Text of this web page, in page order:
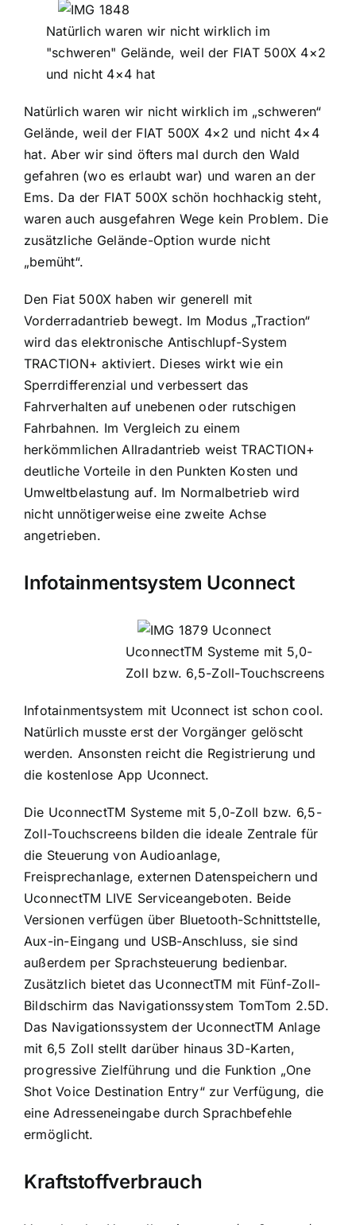
Natürlich waren wir nicht wirklich im
"schweren" Gelände, weil der FIAT 500X 4×2
und nicht 4×4 hat
Natürlich waren wir nicht wirklich im „schweren“
Gelände, weil der FIAT 500X 4×2 und nicht 4×4
hat. Aber wir sind öfters mal durch den Wald
gefahren (wo es erlaubt war) und waren an der
Ems. Da der FIAT 500X schön hochhackig steht,
waren auch ausgefahren Wege kein Problem. Die
zusätzliche Gelände-Option wurde nicht
„bemüht“.
Den Fiat 500X haben wir generell mit
Vorderradantrieb bewegt. Im Modus „Traction“
wird das elektronische Antischlupf-System
TRACTION+ aktiviert. Dieses wirkt wie ein
Sperrdifferenzial und verbessert das
Fahrverhalten auf unebenen oder rutschigen
Fahrbahnen. Im Vergleich zu einem
herkömmlichen Allradantrieb weist TRACTION+
deutliche Vorteile in den Punkten Kosten und
Umweltbelastung auf. Im Normalbetrieb wird
nicht unnötigerweise eine zweite Achse
angetrieben.
Infotainmentsystem Uconnect
UconnectTM Systeme mit 5,0-
Zoll bzw. 6,5-Zoll-Touchscreens
Infotainmentsystem mit Uconnect ist schon cool.
Natürlich musste erst der Vorgänger gelöscht
werden. Ansonsten reicht die Registrierung und
die kostenlose App Uconnect.
Die UconnectTM Systeme mit 5,0-Zoll bzw. 6,5-
Zoll-Touchscreens bilden die ideale Zentrale für
die Steuerung von Audioanlage,
Freisprechanlage, externen Datenspeichern und
UconnectTM LIVE Serviceangeboten. Beide
Versionen verfügen über Bluetooth-Schnittstelle,
Aux-in-Eingang und USB-Anschluss, sie sind
außerdem per Sprachsteuerung bedienbar.
Zusätzlich bietet das UconnectTM mit Fünf-Zoll-
Bildschirm das Navigationssystem TomTom 2.5D.
Das Navigationssystem der UconnectTM Anlage
mit 6,5 Zoll stellt darüber hinaus 3D-Karten,
progressive Zielführung und die Funktion „One
Shot Voice Destination Entry“ zur Verfügung, die
eine Adresseneingabe durch Sprachbefehle
ermöglicht.
Kraftstoffverbrauch